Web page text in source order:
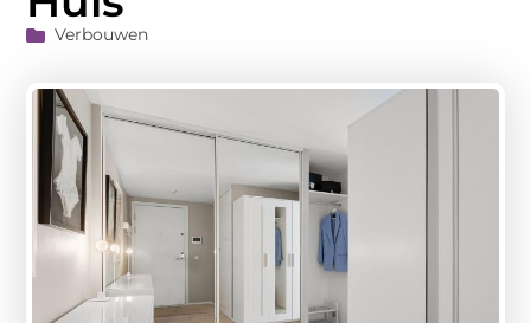
Verbouwen